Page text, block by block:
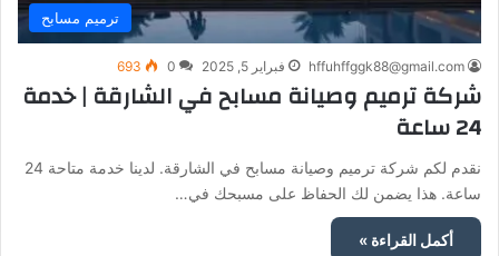
ترميم مسابح
hffuhffggk88@gmail.com فبراير 5, 2025 0
693
شركة ترميم وصيانة مسابح في الشارقة | خدمة
24 ساعة
نقدم لكم شركة ترميم وصيانة مسابح في الشارقة. لدينا خدمة متاحة 24
ساعة. هذا يضمن لك الحفاظ على مسبحك في…
أكمل القراءة »